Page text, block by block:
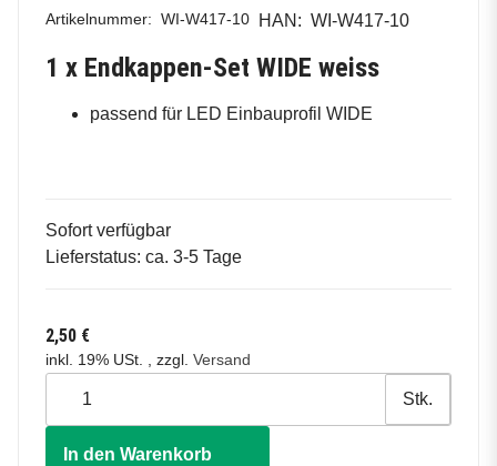
Artikelnummer: WI-W417-10 HAN: WI-W417-10
1 x Endkappen-Set WIDE weiss
passend für LED Einbauprofil WIDE
Sofort verfügbar
Lieferstatus: ca. 3-5 Tage
2,50 €
inkl. 19% USt. , zzgl. Versand
Stk.
In den Warenkorb